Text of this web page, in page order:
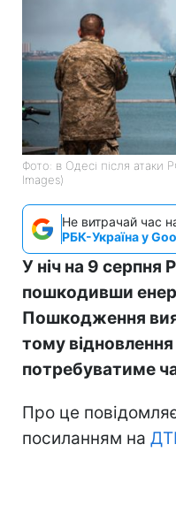
Фото: в Одесі після
Images)
Не витрачай час
РБК-Україна у
У ніч на 9
пошкодивши
Пошкодження
тому
потребуватиме
Про це
посиланням на